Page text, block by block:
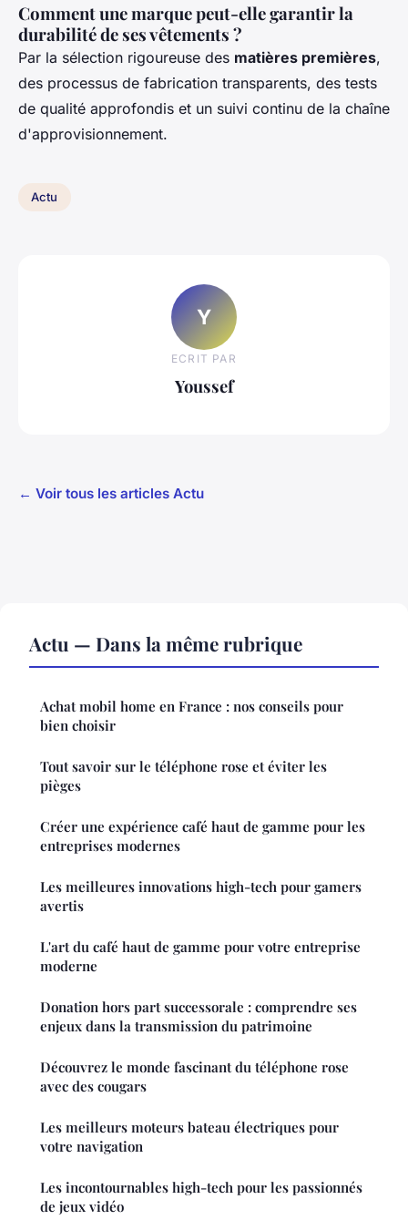
Comment une marque peut-elle garantir la
durabilité de ses vêtements ?
Par la sélection rigoureuse des matières premières,
des processus de fabrication transparents, des tests
de qualité approfondis et un suivi continu de la chaîne
d'approvisionnement.
Actu
Y
ECRIT PAR
Youssef
← Voir tous les articles Actu
Actu — Dans la même rubrique
Achat mobil home en France : nos conseils pour
bien choisir
Tout savoir sur le téléphone rose et éviter les
pièges
Créer une expérience café haut de gamme pour les
entreprises modernes
Les meilleures innovations high-tech pour gamers
avertis
L'art du café haut de gamme pour votre entreprise
moderne
Donation hors part successorale : comprendre ses
enjeux dans la transmission du patrimoine
Découvrez le monde fascinant du téléphone rose
avec des cougars
Les meilleurs moteurs bateau électriques pour
votre navigation
Les incontournables high-tech pour les passionnés
de jeux vidéo